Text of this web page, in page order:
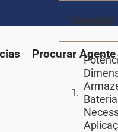
Procurar Agente
Sumário